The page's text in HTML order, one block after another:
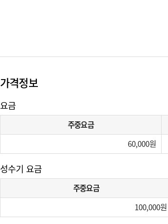
가격정보
요금
주중요금
60,000
성수기 요금
주중요금
100,000